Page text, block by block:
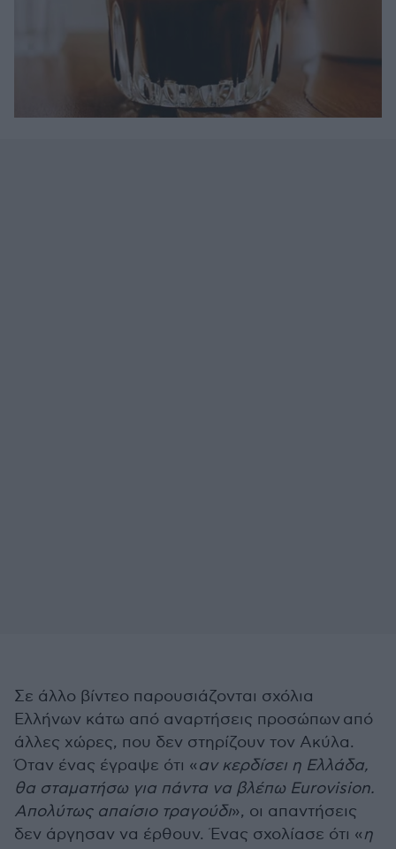
Σε άλλο βίντεο παρουσιάζονται σχόλια
Ελλήνων κάτω από αναρτήσεις προσώπων από
άλλες χώρες, που δεν στηρίζουν τον Ακύλα.
Όταν ένας έγραψε ότι «αν κερδίσει η Ελλάδα,
θα σταματήσω για πάντα να βλέπω Eurovision.
Απολύτως απαίσιο τραγούδι», οι απαντήσεις
δεν άργησαν να έρθουν. Ένας σχολίασε ότι «η